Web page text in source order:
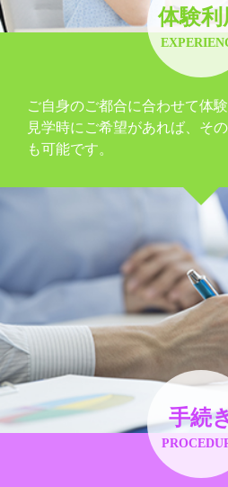
体験利
ご自身のご都合に合わせて体験
見学時にご希望があれば、そ
も可能です。
手続